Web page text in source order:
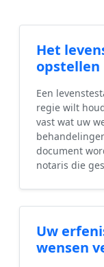
Het
opstellen
Een
regie wilt
vast wat uw
document
notaris die
Uw
wensen